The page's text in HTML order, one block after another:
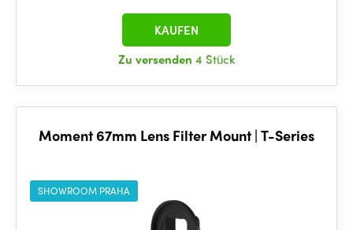
Zu versenden 4 Stück
KAUFEN
Moment 67mm Lens Filter Mount | T-Series
SHOWROOM PRAHA